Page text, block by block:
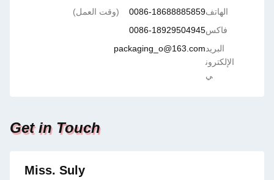
الهاتف0086-18688885859
(وقت العمل)
فاكس0086-18929504945
البريد
الإلكترون
ي
packaging_o@163.com
Get in Touch
Miss. Suly